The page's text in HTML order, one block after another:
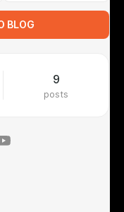
BLOG
9
posts